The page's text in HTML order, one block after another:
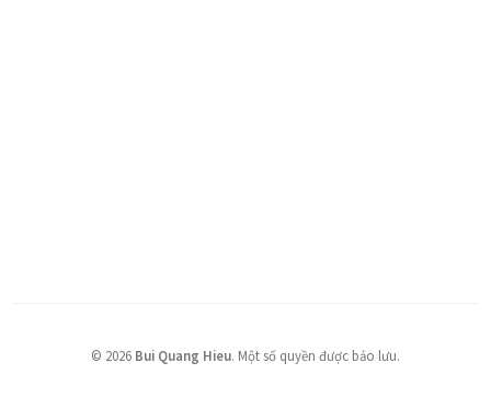
© 2026 Bui Quang Hieu. Một số quyền được bảo lưu.